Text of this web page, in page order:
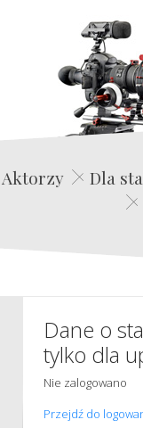
Aktorzy Dla
Dane o
tylko dla
Nie zalogowano
Przejdź do